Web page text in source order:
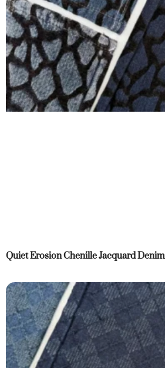
Quiet Erosion Chenille Jacquard Denim